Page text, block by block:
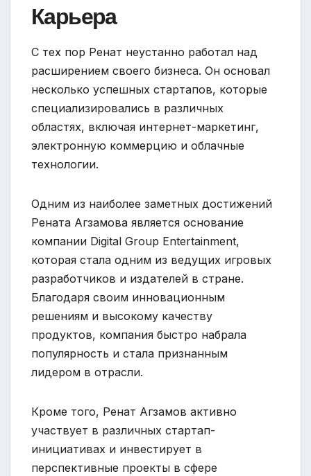
Карьера
С тех пор Ренат неустанно работал над
расширением своего бизнеса. Он основал
несколько успешных стартапов, которые
специализировались в различных
областях, включая интернет-маркетинг,
электронную коммерцию и облачные
технологии.
Одним из наиболее заметных достижений
Рената Агзамова является основание
компании Digital Group Entertainment,
которая стала одним из ведущих игровых
разработчиков и издателей в стране.
Благодаря своим инновационным
решениям и высокому качеству
продуктов, компания быстро набрала
популярность и стала признанным
лидером в отрасли.
Кроме того, Ренат Агзамов активно
участвует в различных стартап-
инициативах и инвестирует в
перспективные проекты в сфере